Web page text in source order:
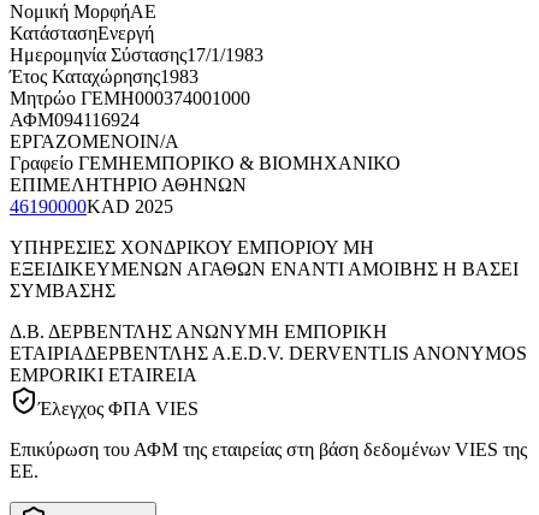
Νομική ΜορφήΑΕ
ΚατάστασηΕνεργή
Ημερομηνία Σύστασης17/1/1983
Έτος Καταχώρησης1983
Μητρώο ΓΕΜΗ000374001000
ΑΦΜ094116924
ΕΡΓΑΖΟΜΕΝΟΙN/A
Γραφείο ΓΕΜΗΕΜΠΟΡΙΚΟ & ΒΙΟΜΗΧΑΝΙΚΟ
ΕΠΙΜΕΛΗΤΗΡΙΟ ΑΘΗΝΩΝ
46190000KAD 2025
ΥΠΗΡΕΣΙΕΣ ΧΟΝΔΡΙΚΟΥ ΕΜΠΟΡΙΟΥ ΜΗ
ΕΞΕΙΔΙΚΕΥΜΕΝΩΝ ΑΓΑΘΩΝ ΕΝΑΝΤΙ ΑΜΟΙΒΗΣ Η ΒΑΣΕΙ
ΣΥΜΒΑΣΗΣ
Δ.Β. ΔΕΡΒΕΝΤΛΗΣ ΑΝΩΝΥΜΗ ΕΜΠΟΡΙΚΗ
ΕΤΑΙΡΙΑΔΕΡΒΕΝΤΛΗΣ Α.Ε.D.V. DERVENTLIS ANONYMOS
EMPORIKI ETAIREIA
Έλεγχος ΦΠΑ VIES
Επικύρωση του ΑΦΜ της εταιρείας στη βάση δεδομένων VIES της
ΕΕ.